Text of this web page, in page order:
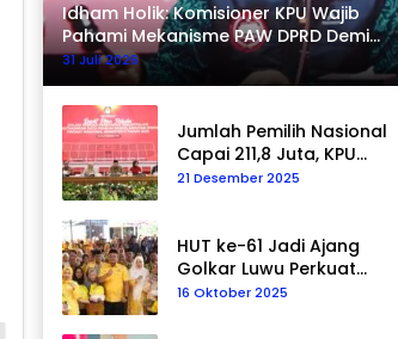
Idham Holik: Komisioner KPU Wajib
Pahami Mekanisme PAW DPRD Demi
Kepastian Hukum
31 Juli 2026
Jumlah Pemilih Nasional
Capai 211,8 Juta, KPU
Tegaskan Komitmen
21 Desember 2025
HUT ke-61 Jadi Ajang
Golkar Luwu Perkuat
Kepedulian Sosial
16 Oktober 2025